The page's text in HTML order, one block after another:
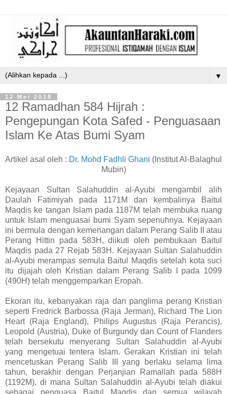
▼
12 Mei 2018
12 Ramadhan 584 Hijrah :
Pengepungan Kota Safed - Penguasaan
Islam Ke Atas Bumi Syam
Artikel asal oleh : Dr. Mohd Fadhli Ghani (Institut Al-Balaghul
Mubin)
Kejayaan Sultan Salahuddin al-Ayubi mengambil alih
Daulah Fatimiyah pada 1171M dan kembalinya Baitul
Maqdis ke tangan Islam pada 1187M telah membuka ruang
untuk Islam menguasai bumi Syam sepenuhnya. Kejayaan
ini bermula dengan kemenangan dalam Perang Salib II atau
Perang Hittin pada 583H, diikuti oleh pembukaan Baitul
Maqdis pada 27 Rejab 583H. Kejayaan Sultan Salahuddin
al-Ayubi merampas semula Baitul Maqdis setelah kota suci
itu dijajah oleh Kristian dalam Perang Salib I pada 1099
(490H) telah menggemparkan Eropah.
Ekoran itu, kebanyakan raja dan panglima perang Kristian
seperti Fredrick Barbossa (Raja Jerman), Richard The Lion
Heart (Raja England), Philips Augustus (Raja Perancis),
Leopold (Austria), Duke of Burgundy dan Count of Flanders
telah bersekutu menyerang Sultan Salahuddin al-Ayubi
yang mengetuai tentera Islam. Gerakan Kristian ini telah
mencetuskan Perang Salib III yang berlaku selama lima
tahun, berakhir dengan Perjanjian Ramallah pada 588H
(1192M), di mana Sultan Salahuddin al-Ayubi telah diakui
sebagai penguasa Baitul Maqdis dan semua wilayah